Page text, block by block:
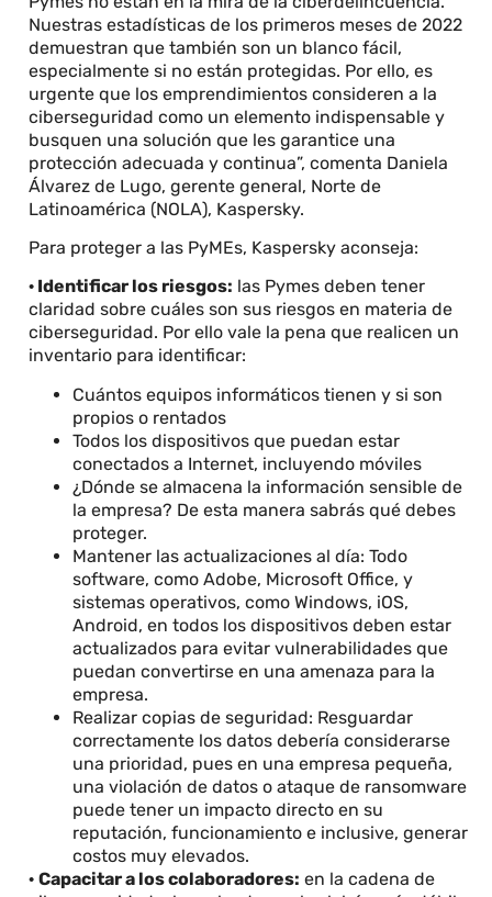
Nuestras estadísticas de los primeros meses de 2022
demuestran que también son un blanco fácil,
especialmente si no están protegidas. Por ello, es
urgente que los emprendimientos consideren a la
ciberseguridad como un elemento indispensable y
busquen una solución que les garantice una
protección adecuada y continua”, comenta Daniela
Álvarez de Lugo, gerente general, Norte de
Latinoamérica (NOLA), Kaspersky.
Para proteger a las PyMEs, Kaspersky aconseja:
· Identificar los riesgos: las Pymes deben tener
claridad sobre cuáles son sus riesgos en materia de
ciberseguridad. Por ello vale la pena que realicen un
inventario para identificar:
Cuántos equipos informáticos tienen y si son
propios o rentados
Todos los dispositivos que puedan estar
conectados a Internet, incluyendo móviles
¿Dónde se almacena la información sensible de
la empresa? De esta manera sabrás qué debes
proteger.
Mantener las actualizaciones al día: Todo
software, como Adobe, Microsoft Office, y
sistemas operativos, como Windows, iOS,
Android, en todos los dispositivos deben estar
actualizados para evitar vulnerabilidades que
puedan convertirse en una amenaza para la
empresa.
Realizar copias de seguridad: Resguardar
correctamente los datos debería considerarse
una prioridad, pues en una empresa pequeña,
una violación de datos o ataque de ransomware
puede tener un impacto directo en su
reputación, funcionamiento e inclusive, generar
costos muy elevados.
· Capacitar a los colaboradores: en la cadena de